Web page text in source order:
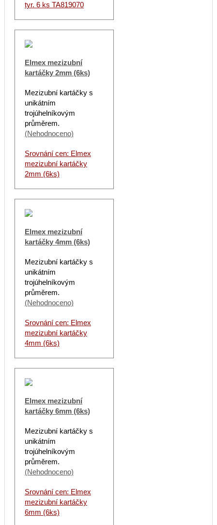
tyr. 6 ks TA819070
Elmex mezizubní
kartáčky 2mm (6ks)
Mezizubní kartáčky s
unikátním
trojúhelníkovým
průměrem.
(Nehodnoceno)
Srovnání cen: Elmex
mezizubní kartáčky
2mm (6ks)
Elmex mezizubní
kartáčky 4mm (6ks)
Mezizubní kartáčky s
unikátním
trojúhelníkovým
průměrem.
(Nehodnoceno)
Srovnání cen: Elmex
mezizubní kartáčky
4mm (6ks)
Elmex mezizubní
kartáčky 6mm (6ks)
Mezizubní kartáčky s
unikátním
trojúhelníkovým
průměrem.
(Nehodnoceno)
Srovnání cen: Elmex
mezizubní kartáčky
6mm (6ks)